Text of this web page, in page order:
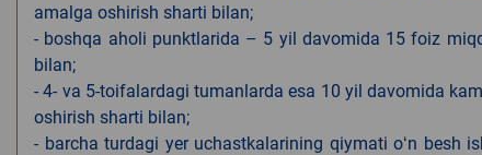
amalga oshirish sharti bilan;
- boshqa aholi punktlarida – 5 yil davomida 15 foiz
bilan;
- 4- va 5-toifalardagi tumanlarda esa 10 yil davomida
oshirish sharti bilan;
- barcha turdagi yer uchastkalarining qiymati oʻn besh